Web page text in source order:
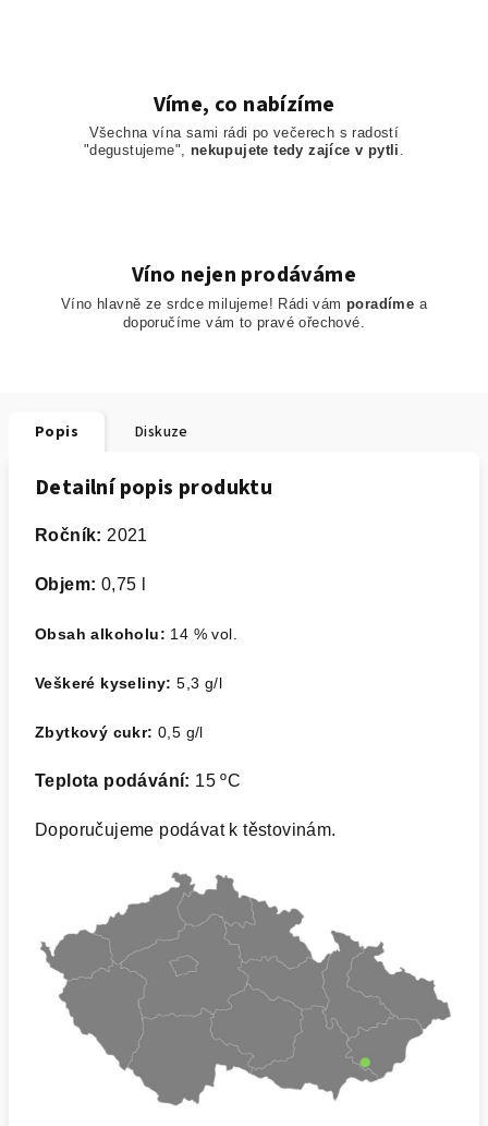
Víme, co nabízíme
Všechna vína sami rádi po večerech s radostí
"degustujeme", nekupujete tedy zajíce v pytli .
Víno nejen prodáváme
Víno hlavně ze srdce milujeme! Rádi vám poradíme a
doporučímevám to pravé ořechové.
Popis Diskuze
Detailní popis produktu
Ročník: 2021
Objem: 0,75 l
Obsah alkoholu: 14 % vol.
Veškeré kyseliny: 5,3 g/l
Zbytkový cukr: 0,5 g/l
Teplota podávání: 15 ºC
Doporučujeme podávat k těstovinám.